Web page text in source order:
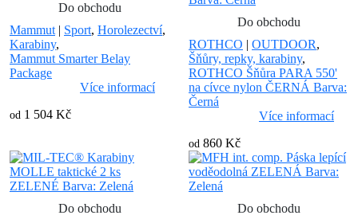
Do obchodu
Mammut | Sport, Horolezectví,
Karabiny,
Mammut Smarter Belay
Package
Více informací
od 1 504 Kč
Do obchodu
ROTHCO | OUTDOOR,
Šňůry, repky, karabiny,
ROTHCO Šňůra PARA 550'
na cívce nylon ČERNÁ Barva:
Černá
Více informací
od 860 Kč
Do obchodu
Do obchodu